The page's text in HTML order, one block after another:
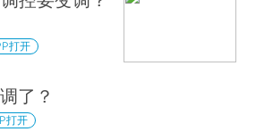
打开
了？
打开